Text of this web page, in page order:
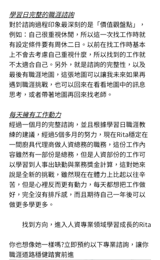
學習日完整的職涯諮詢
對於諮詢過程印象最深刻的是「價值觀盤點」，
例如：自己很重視休閒，所以這一次找工作時就
有設定條件要有周休二日。以前在找工作時基本
上不會去考慮自己重視什麼，所以找到的工作就
不太適合自己。另外，就是諮詢的完整性，以及
最後有職涯地圖，這張地圖可以讓我未來如果再
遇到職涯挑戰，也可以回來在看看地圖中的訊息
思考，或者帶著地圖再回來找老師。
每天擁有工作動力
經過一個月的完整諮詢，並且根據學習日職涯教
練的建議，經過5個多月的努力，現在Rita穩定在
一間廚具代理商做人資總務的職務，這份工作內
容雖然有一部份是總務，但是人資部份的工作可
以學習到人事出缺勤與業務獎金計算，這對她來
說是全新的挑戰，雖然現在在體力上比起以往辛
苦，但是心裡反而更有動力，每天都想把工作做
好，完全沒有排斥感，而且期待自己一年後可以
做更多學更多。
找到方向，進入人資專業領域學習成長的Rita
你也想像她一樣嗎?立即預約以下專業諮詢，讓你
職涯道路穩健踏實前進